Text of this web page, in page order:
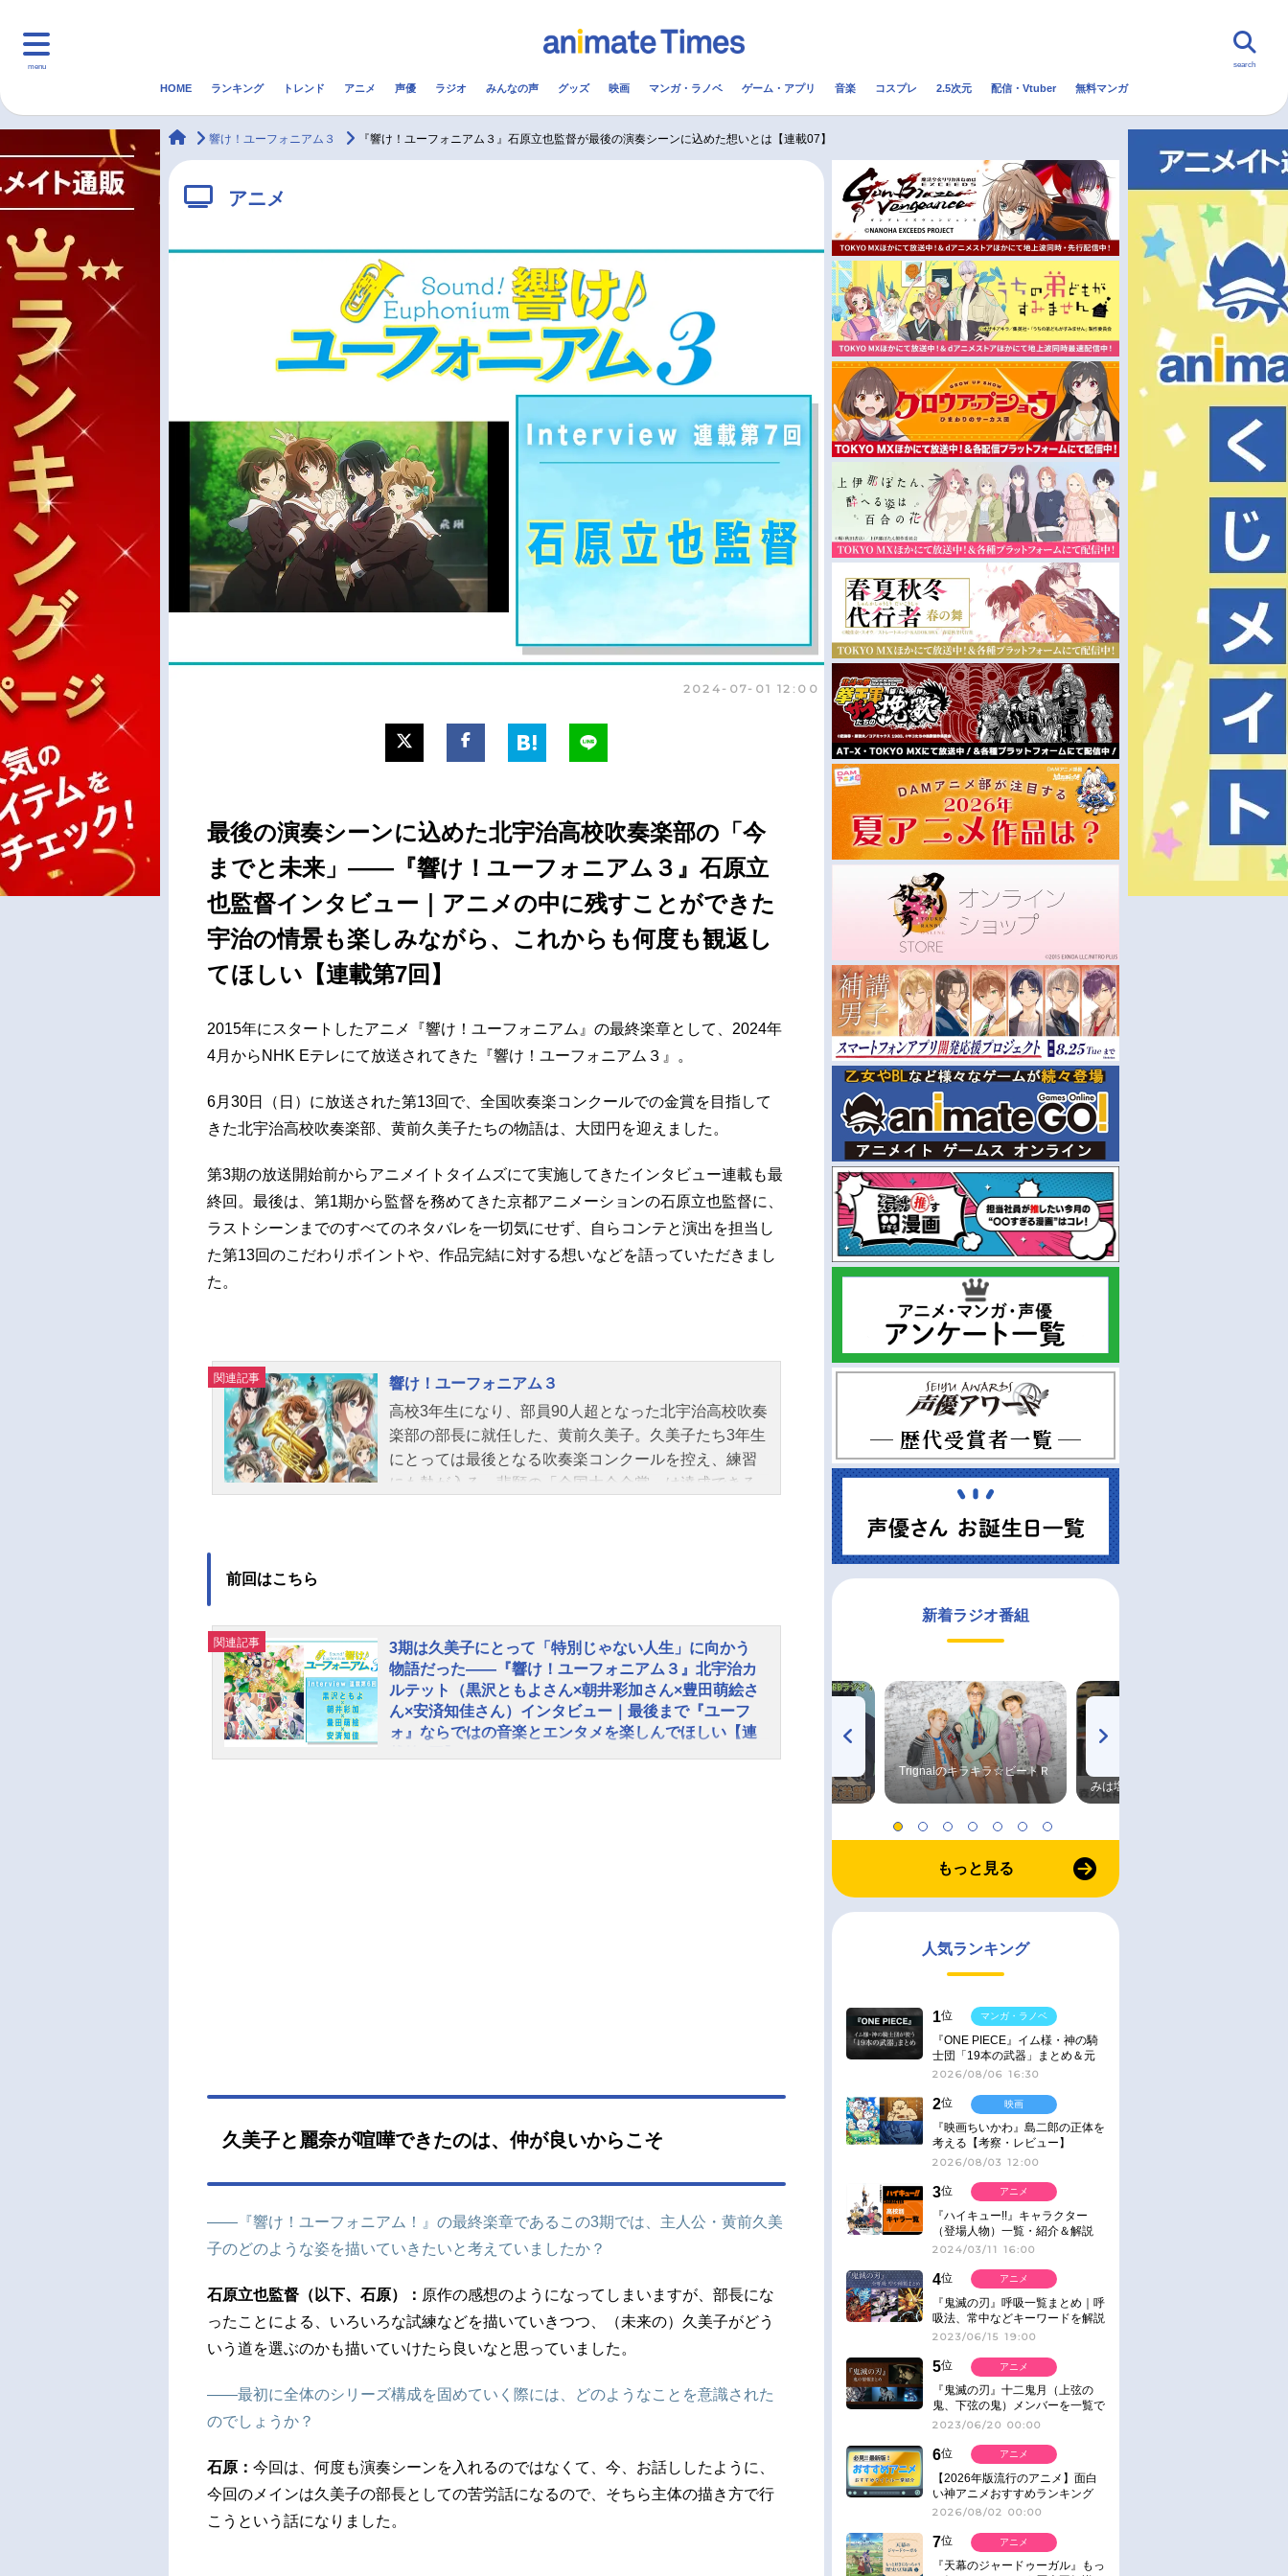
menu
マンガ・ラノベ ゲーム・アプリ 配信・Vtuber トレンド 無料マンガ
アニメ記事一覧
声優記事一覧
実写化映画一覧
男性声優/女性声優一覧
今期アニメ曜日別一覧 秋アニメ
冬アニメ
FOLLOW US
search
HOME ランキング トレンド アニメ 声優 ラジオ みんなの声 グッズ 映画 マンガ・ラノベ ゲーム・アプリ 音楽 コスプレ 2.5次元 配信・Vtuber 無料マンガ
animateTimes
響け！ユーフォニアム３ 『響け！ユーフォニアム３』石原立也監督が最後の演奏シーンに込めた想いとは【連載07】
アニメ
2024-07-01 12:00
最後の演奏シーンに込めた北宇治高校吹奏楽部の「今
までと未来」――『響け！ユーフォニアム３』石原立
也監督インタビュー｜アニメの中に残すことができた
宇治の情景も楽しみながら、これからも何度も観返し
てほしい【連載第7回】
2015年にスタートしたアニメ『響け！ユーフォニアム』の最終楽章として、2024年
4月からNHK Eテレにて放送されてきた『響け！ユーフォニアム３』。
6月30日（日）に放送された第13回で、全国吹奏楽コンクールでの金賞を目指して
きた北宇治高校吹奏楽部、黄前久美子たちの物語は、大団円を迎えました。
第3期の放送開始前からアニメイトタイムズにて実施してきたインタビュー連載も最
終回。最後は、第1期から監督を務めてきた京都アニメーションの石原立也監督に、
ラストシーンまでのすべてのネタバレを一切気にせず、自らコンテと演出を担当し
た第13回のこだわりポイントや、作品完結に対する想いなどを語っていただきまし
た。
関連記事
響け！ユーフォニアム３
高校3年生になり、部員90人超となった北宇治高校吹奏
楽部の部長に就任した、黄前久美子。久美子たち3年生
にとっては最後となる吹奏楽コンクールを控え、練習
にも熱が入る。悲願の「全国大会金賞」は達成できる
もよ加藤葉月：朝井彩加川島緑輝：豊田萌絵高坂麗
奈：安済知佳黒江真由：戸松遥塚本秀一：石谷春貴釜
屋つばめ：大橋彩香久石奏：雨宮天鈴木美玲：七瀬彩
夏鈴木さつき：久野美咲月永求：土屋神葉剣崎梨々
花：杉浦しおり釜屋すずめ：夏川椎菜上石弥生：松田
前回はこちら
関連記事
3期は久美子にとって「特別じゃない人生」に向かう
物語だった――『響け！ユーフォニアム３』北宇治カ
ルテット（黒沢ともよさん×朝井彩加さん×豊田萌絵さ
ん×安済知佳さん）インタビュー｜最後まで『ユーフ
ォ』ならではの音楽とエンタメを楽しんでほしい【連
人を演じてきた黄前久美子役・黒沢ともよさん、加藤
高坂麗奈役・安済知佳さんら「北宇治カルテット」
ャラクターを演じてきた中で感じたこと、シリーズの
集大成となる第13話の見どころなどを語り合っていた
は、しびれる展開だった――『響け！ユーフォニアム
３』も残すところあと1話...
久美子と麗奈が喧嘩できたのは、仲が良いからこそ
――『響け！ユーフォニアム！』の最終楽章であるこの3期では、主人公・黄前久美
子のどのような姿を描いていきたいと考えていましたか？
石原立也監督（以下、石原）： 原作の感想のようになってしまいますが、部長にな
ったことによる、いろいろな試練などを描いていきつつ、（未来の）久美子がどう
いう道を選ぶのかも描いていけたら良いなと思っていました。
――最初に全体のシリーズ構成を固めていく際には、どのようなことを意識された
のでしょうか？
石原： 今回は、何度も演奏シーンを入れるのではなくて、今、お話ししたように、
今回のメインは久美子の部長としての苦労話になるので、そちら主体の描き方で行
こうという話になりました。
新着ラジオ番組
Trignalのキラキラ☆ビートＲ
みは塩だけ
もっと見る
人気ランキング
1位
『ONE PIECE』イム様・神の騎
士団「19本の武器」まとめ＆元
ネタ
2026/08/06 16:30
マンガ・ラノベ
2位
『映画ちいかわ』島二郎の正体を
考える【考察・レビュー】
2026/08/03 12:00
映画
3位
『ハイキュー!!』キャラクター
（登場人物）一覧・紹介＆解説
2024/03/11 16:00
アニメ
4位
『鬼滅の刃』呼吸一覧まとめ｜呼
吸法、常中などキーワードを解説
2023/06/15 19:00
アニメ
5位
『鬼滅の刃』十二鬼月（上弦の
鬼、下弦の鬼）メンバーを一覧で
紹介＆解説（登場鬼の情報まと
2023/06/20 00:00
アニメ
6位
【2026年版流行のアニメ】面白
い神アニメおすすめランキング
【名作・話題作】｜ジャンル別人
2026/08/02 00:00
アニメ
7位
『天幕のジャードゥーガル』もっ
アニメ